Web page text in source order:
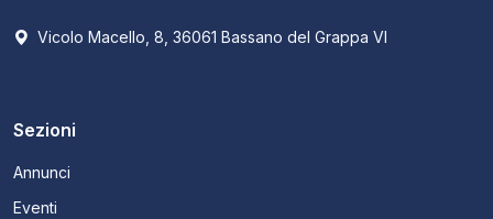
Vicolo Macello, 8, 36061 Bassano del Grappa VI
Sezioni
Annunci
Eventi